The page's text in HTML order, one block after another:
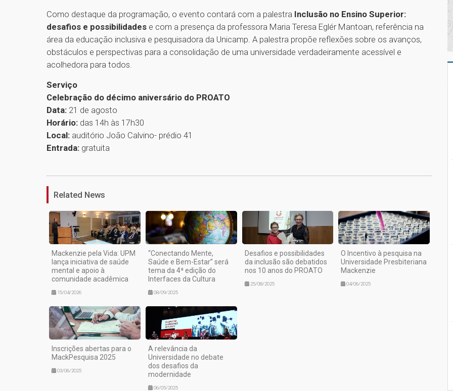
Como destaque da programação, o evento contará com a palestra Inclusão no Ensino Superior:
desafios e possibilidades e com a presença da professora Maria Teresa Eglér Mantoan, referência na
área da educação inclusiva e pesquisadora da Unicamp. A palestra propõe reflexões sobre os avanços,
obstáculos e perspectivas para a consolidação de uma universidade verdadeiramente acessível e
acolhedora para todos.
Serviço
Celebração do décimo aniversário do PROATO
Data: 21 de agosto
Horário: das 14h às 17h30
Local: auditório João Calvino- prédio 41
Entrada: gratuita
Related News
Mackenzie pela Vida: UPM
lança iniciativa de saúde
mental e apoio à
comunidade acadêmica
15/04/2026
“Conectando Mente,
Saúde e Bem-Estar” será
tema da 4ª edição do
Interfaces da Cultura
08/09/2025
Desafios e possibilidades
da inclusão são debatidos
nos 10 anos do PROATO
25/08/2025
O Incentivo à pesquisa na
Universidade Presbiteriana
Mackenzie
04/06/2025
Inscrições abertas para o
MackPesquisa 2025
03/06/2025
A relevância da
Universidade no debate
dos desafios da
modernidade
06/05/2025